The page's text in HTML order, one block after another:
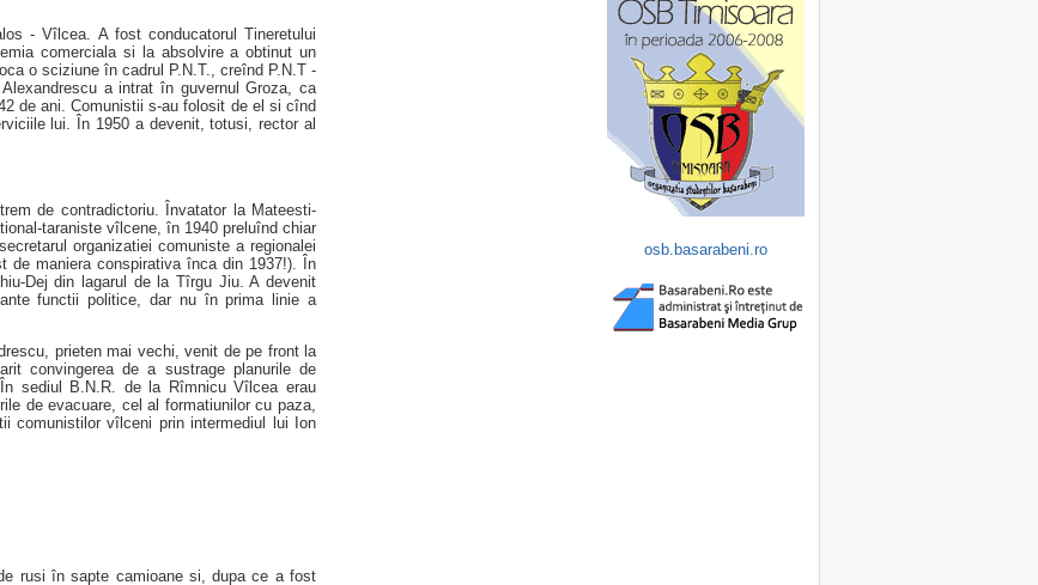
- Vîlcea. A fost conducatorul Tineretului
comerciala si la absolvire a obtinut un
o sciziune în cadrul P.N.T., creînd P.N.T -
a intrat în guvernul Groza, ca
de ani. Comunistii s-au folosit de el si cînd
lui. În 1950 a devenit, totusi, rector al
de contradictoriu. Învatator la Mateesti-
taraniste vîlcene, în 1940 preluînd chiar
organizatiei comuniste a regionalei
de maniera conspirativa înca din 1937!). În
Dej din lagarul de la Tîrgu Jiu. A devenit
functii politice, dar nu în prima linie a
prieten mai vechi, venit de pe front la
convingerea de a sustrage planurile de
sediul B.N.R. de la Rîmnicu Vîlcea erau
de evacuare, cel al formatiunilor cu paza,
comunistilor vîlceni prin intermediul lui Ion
rusi în sapte camioane si, dupa ce a fost
osb.basarabeni.ro